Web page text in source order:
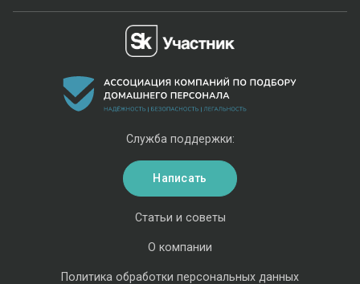
Статьи и советы
О компании
Политика обработки персональных данных
Служба поддержки:
Написать